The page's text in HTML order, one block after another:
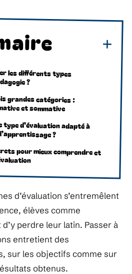
les différents types
?
grandes catégories :
et sommative
type d’évaluation adapté à
?
pour mieux comprendre et
d’évaluation s’entremêlent
élèves comme
perdre leur latin. Passer à
entretient des
sur les objectifs comme sur
obtenus.